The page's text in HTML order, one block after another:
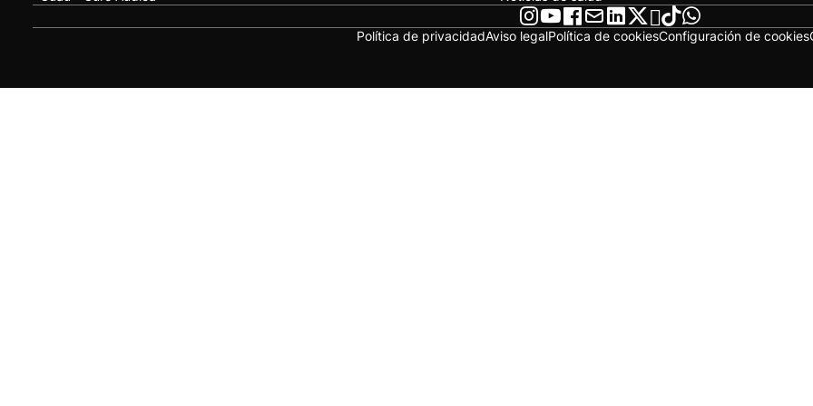
Política de privacidadAviso legalPolítica de cookiesConfiguración de cookies